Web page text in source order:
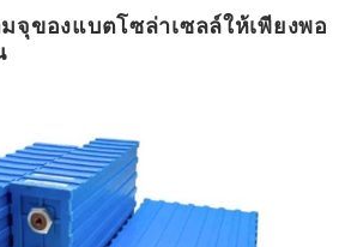
จุของแบตโซล่าเซลล์ให้เพียงพอ